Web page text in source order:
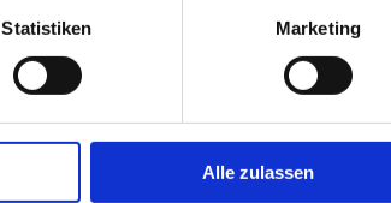
Statistiken Marketing
Alle zulassen